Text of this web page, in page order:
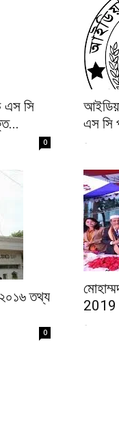
এস সি
0
এস সি
-
২০১৬ তথ্য
0
2019
-